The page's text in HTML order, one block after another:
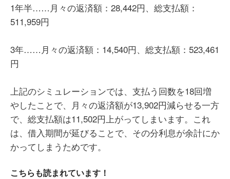
1年半……月々の返済額：28,442円、総支払額：
511,959円
3年……月々の返済額：14,540円、総支払額：523,461
円
上記のシミュレーションでは、支払う回数を18回増
やしたことで、月々の返済額が13,902円減らせる一方
で、総支払額は11,502円上がってしまいます。これ
は、借入期間が延びることで、その分利息が余計にか
かってしまうためです。
こちらも読まれています！